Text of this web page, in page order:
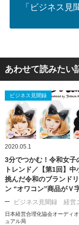
「ビジネス
あわせて読みたい
ビジネス見聞録
2020.05.1
3分でつかむ！令和女子
トレンド／【第1回】中
挑んだ令和のブランド
ン “オワコン”商品がＶ
ビジネス見聞録 経営
日本経営合理化協会オーディ
ュアル局